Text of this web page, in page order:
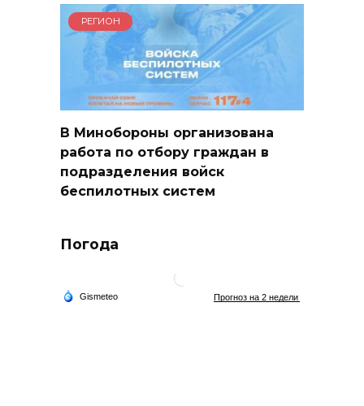
РЕГИОН
В Минобороны организована
работа по отбору граждан в
подразделения войск
беспилотных систем
Погода